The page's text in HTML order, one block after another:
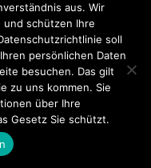
H-1 TIERRETTUNG
Über uns
Bilder
byWordPress.
aus. Wir
und schützen Ihre
soll
persönlichen Daten
besuchen. Das gilt
zu uns kommen. Sie
über Ihre
Gesetz Sie schützt.